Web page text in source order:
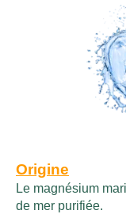
Origine
Le magnésium
de mer purifiée.